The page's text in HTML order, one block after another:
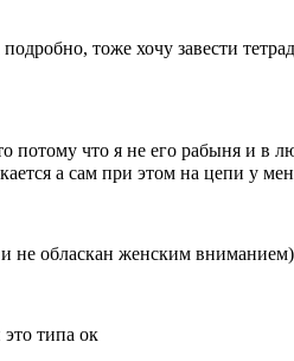
тоже хочу завести
потому что я не его рабыня и в
а сам при этом на цепи у
и не обласкан женским
типа ок